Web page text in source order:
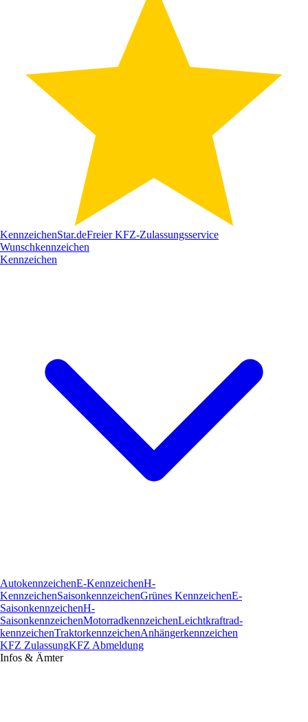
KennzeichenStar.deFreier KFZ-Zulassungsservice
Wunschkennzeichen
Kennzeichen
AutokennzeichenE-KennzeichenH-
KennzeichenSaisonkennzeichenGrünes KennzeichenE-
SaisonkennzeichenH-
SaisonkennzeichenMotorradkennzeichenLeichtkraftrad­
kennzeichenTraktorkennzeichenAnhängerkennzeichen
KFZ ZulassungKFZ Abmeldung
Infos & Ämter